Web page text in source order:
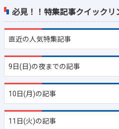
必見！！特集記事クイックリ
直近の人気特集記事
9日(日)の夜までの記事
10日(月)の記事
11日(火)の記事